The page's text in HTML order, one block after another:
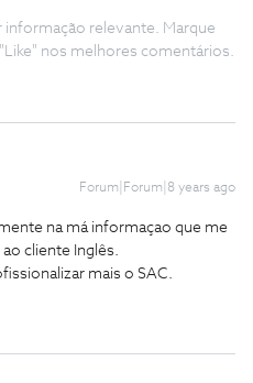
informação relevante. Marque
nos melhores comentários.
Forum|Forum|8 years ago
na má informaçao que me
cliente Inglês.
mais o SAC.